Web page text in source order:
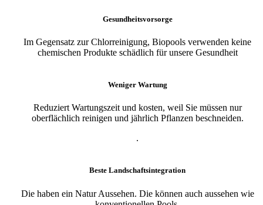
Gesundheitsvorsorge
Im Gegensatz zur Chlorreinigung, Biopools verwenden keine
chemischen Produkte schädlich für unsere Gesundheit
Weniger Wartung
Reduziert Wartungszeit und kosten, weil Sie müssen nur
oberflächlich reinigen und jährlich Pflanzen beschneiden.
.
Beste Landschaftsintegration
Die haben ein Natur Aussehen. Die können auch aussehen wie